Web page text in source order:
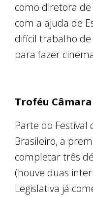
como diretora
com a ajuda de
difícil trabalho
para fazer
Troféu
Parte do Festival
Brasileiro, a
completar três
(houve duas
Legislativa já